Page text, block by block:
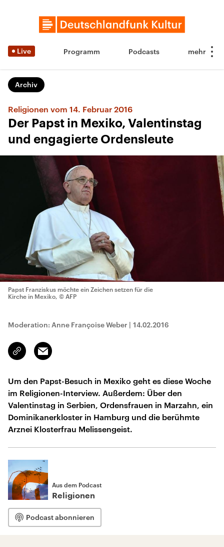
Live Programm Podcasts
Archiv
Religionen vom 14. Februar 2016
Der Papst in Mexiko, Valentinstag
und engagierte Ordensleute
Papst Franziskus möchte ein Zeichen setzen für die
Kirche in Mexiko, © AFP
Moderation: Anne Françoise Weber | 14.02.2016
Link
kopieren/teilen
Email
Um den Papst-Besuch in Mexiko geht es diese Woche
im Religionen-Interview. Außerdem: Über den
Valentinstag in Serbien, Ordensfrauen in Marzahn, ein
Dominikanerkloster in Hamburg und die berühmte
Arznei Klosterfrau Melissengeist.
Aus dem Podcast
Religionen
Podcast abonnieren